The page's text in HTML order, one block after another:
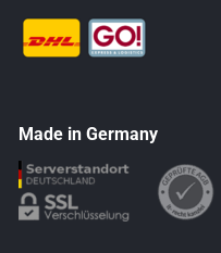
Made in Germany